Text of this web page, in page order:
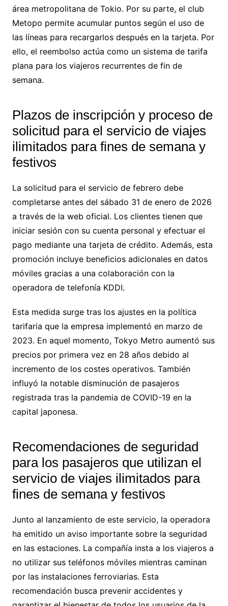
área metropolitana de Tokio. Por su parte, el club
Metopo permite acumular puntos según el uso de
las líneas para recargarlos después en la tarjeta. Por
ello, el reembolso actúa como un sistema de tarifa
plana para los viajeros recurrentes de fin de
semana.
Plazos de inscripción y proceso de
solicitud para el servicio de viajes
ilimitados para fines de semana y
festivos
La solicitud para el servicio de febrero debe
completarse antes del sábado 31 de enero de 2026
a través de la web oficial. Los clientes tienen que
iniciar sesión con su cuenta personal y efectuar el
pago mediante una tarjeta de crédito. Además, esta
promoción incluye beneficios adicionales en datos
móviles gracias a una colaboración con la
operadora de telefonía KDDI.
Esta medida surge tras los ajustes en la política
tarifaria que la empresa implementó en marzo de
2023. En aquel momento, Tokyo Metro aumentó sus
precios por primera vez en 28 años debido al
incremento de los costes operativos. También
influyó la notable disminución de pasajeros
registrada tras la pandemia de COVID-19 en la
capital japonesa.
Recomendaciones de seguridad
para los pasajeros que utilizan el
servicio de viajes ilimitados para
fines de semana y festivos
Junto al lanzamiento de este servicio, la operadora
ha emitido un aviso importante sobre la seguridad
en las estaciones. La compañía insta a los viajeros a
no utilizar sus teléfonos móviles mientras caminan
por las instalaciones ferroviarias. Esta
recomendación busca prevenir accidentes y